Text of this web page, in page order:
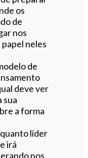
os
de
nos
neles
de
deve ver
sua
a forma
líder
irá
nos